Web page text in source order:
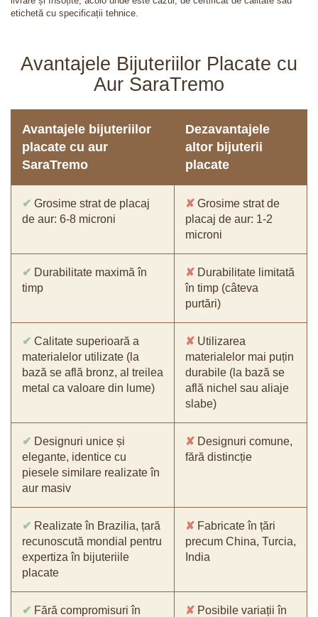
etichetă cu specificații tehnice.
Avantajele Bijuteriilor Placate cu
Aur SaraTremo
Avantajele bijuteriilor
placate cu aur
SaraTremo
Dezavantajele
altor bijuterii
placate
✔ Grosime strat de placaj
de aur: 6-8 microni
✘ Grosime strat de
placaj de aur: 1-2
microni
✔ Durabilitate maximă în
timp
✘ Durabilitate limitată
în timp (câteva
purtări)
✔ Calitate superioară a
materialelor utilizate (la
bază se află bronz, al treilea
metal ca valoare din lume)
✘ Utilizarea
materialelor mai puțin
durabile (la bază se
află nichel sau aliaje
slabe)
✔ Designuri unice și
elegante, identice cu
piesele similare realizate în
aur masiv
✘ Designuri comune,
fără distincție
✔ Realizate în Brazilia, țară
recunoscută mondial pentru
expertiza în bijuteriile
placate
✘ Fabricate în țări
precum China, Turcia,
India
✔ Fără compromisuri în
✘ Posibile variații în